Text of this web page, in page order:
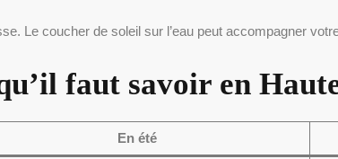
Le coucher de soleil sur l’eau peut accompagner
faut savoir en
En été